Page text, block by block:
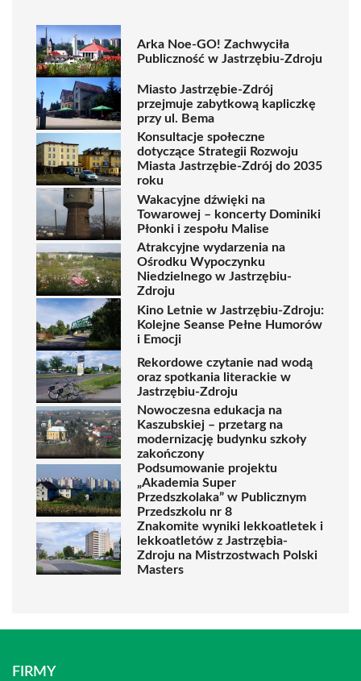
Arka Noe-GO! Zachwyciła
Publiczność w Jastrzębiu-Zdroju
Miasto Jastrzębie-Zdrój
przejmuje zabytkową kapliczkę
przy ul. Bema
Konsultacje społeczne
dotyczące Strategii Rozwoju
Miasta Jastrzębie-Zdrój do 2035
roku
Wakacyjne dźwięki na
Towarowej – koncerty Dominiki
Płonki i zespołu Malise
Atrakcyjne wydarzenia na
Ośrodku Wypoczynku
Niedzielnego w Jastrzębiu-
Zdroju
Kino Letnie w Jastrzębiu-Zdroju:
Kolejne Seanse Pełne Humorów
i Emocji
Rekordowe czytanie nad wodą
oraz spotkania literackie w
Jastrzębiu-Zdroju
Nowoczesna edukacja na
Kaszubskiej – przetarg na
modernizację budynku szkoły
zakończony
Podsumowanie projektu
„Akademia Super
Przedszkolaka” w Publicznym
Przedszkolu nr 8
Znakomite wyniki lekkoatletek i
lekkoatletów z Jastrzębia-
Zdroju na Mistrzostwach Polski
Masters
FIRMY